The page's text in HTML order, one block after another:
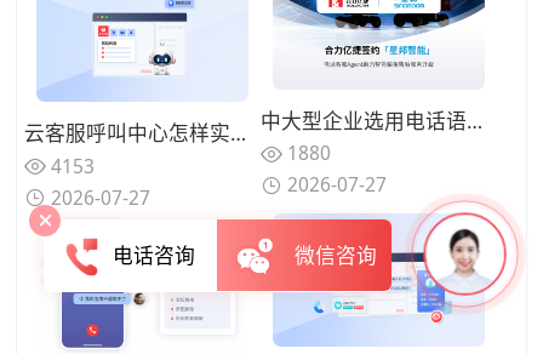
云客服呼叫中心怎样实现夜间无人值守服务？智能语音机器人承接基础问询
4153
2026-07-27
中大型企业选用电话语音机器人有哪些标准，2026厂商选型参考思路
1880
2026-07-27
电话咨询 微信咨询